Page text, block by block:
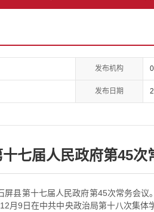
发布机构
发布日期
七届人民政府第45次
县第十七届人民政府第45次常务会
月9日在中共中央政治局第十八次集